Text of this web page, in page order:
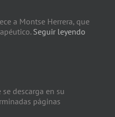
a Montse Herrera, que
Seguir leyendo
descarga en su
páginas